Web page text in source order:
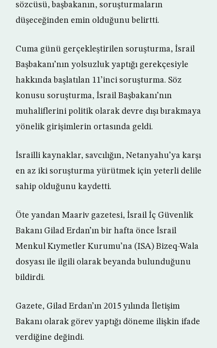
sözcüsü, başbakanın, soruşturmaların
düşeceğinden emin olduğunu belirtti.
Cuma günü gerçekleştirilen soruşturma, İsrail
Başbakanı’nın yolsuzluk yaptığı gerekçesiyle
hakkında başlatılan 11’inci soruşturma. Söz
konusu soruşturma, İsrail Başbakanı’nın
muhaliflerini politik olarak devre dışı bırakmaya
yönelik girişimlerin ortasında geldi.
İsrailli kaynaklar, savcılığın, Netanyahu’ya karşı
en az iki soruşturma yürütmek için yeterli delile
sahip olduğunu kaydetti.
Öte yandan Maariv gazetesi, İsrail İç Güvenlik
Bakanı Gilad Erdan’ın bir hafta önce İsrail
Menkul Kıymetler Kurumu’na (ISA) Bizeq-Wala
dosyası ile ilgili olarak beyanda bulunduğunu
bildirdi.
Gazete, Gilad Erdan’ın 2015 yılında İletişim
Bakanı olarak görev yaptığı döneme ilişkin ifade
verdiğine değindi.